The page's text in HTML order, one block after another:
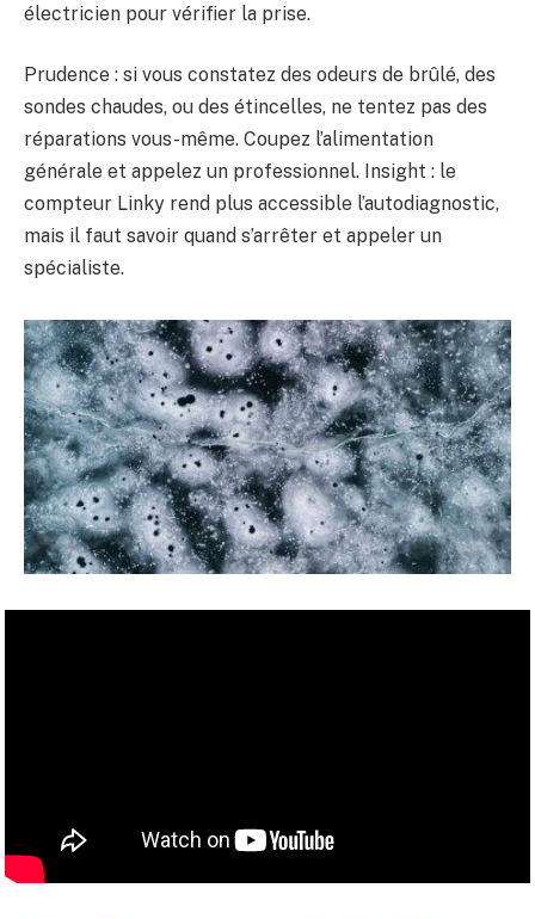
électricien pour vérifier la prise.
Prudence : si vous constatez des odeurs de brûlé, des
sondes chaudes, ou des étincelles, ne tentez pas des
réparations vous-même. Coupez l’alimentation
générale et appelez un professionnel. Insight : le
compteur Linky rend plus accessible l’autodiagnostic,
mais il faut savoir quand s’arrêter et appeler un
spécialiste.